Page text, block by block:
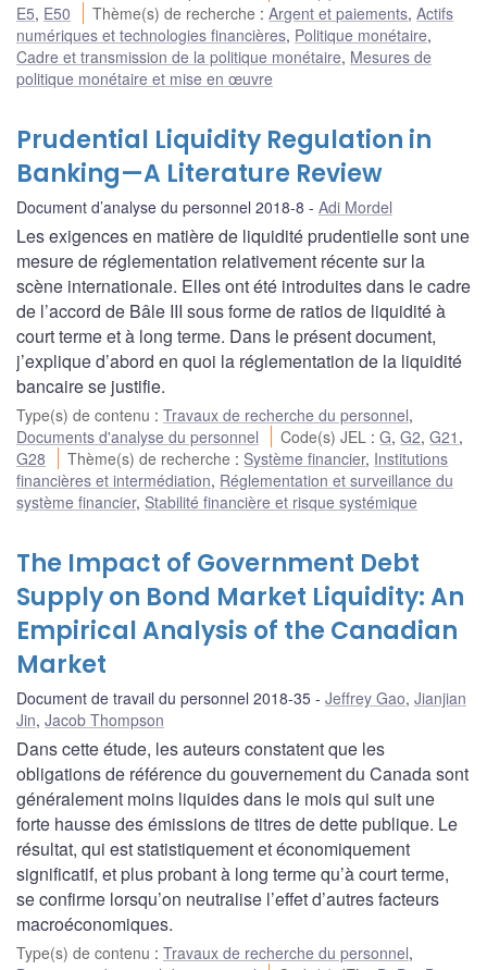
E5, E50 Thème(s) de recherche :Argent et paiements,Actifs
numériques et technologies financières, Politique monétaire,
Cadre et transmission de la politique monétaire, Mesures de
politique monétaire et mise en œuvre
Prudential Liquidity Regulation in
Banking—A Literature Review
Document d’analyse du personnel 2018-8 Adi Mordel
Les exigences en matière de liquidité prudentielle sont une
mesure de réglementation relativement récente sur la
scène internationale. Elles ont été introduites dans le cadre
de l’accord de Bâle III sous forme de ratios de liquidité à
court terme et à long terme. Dans le présent document,
j’explique d’abord en quoi la réglementation de la liquidité
bancaire se justifie.
Type(s) de contenu : Travaux de recherche du personnel,
Documents d'analyse du personnel
Code(s) JEL :G,G2,G21 ,
G28
Thème(s) de recherche : Système financier, Institutions
financières et intermédiation, Réglementation et surveillance du
système financier, Stabilité financière et risque systémique
The Impact of Government Debt
Supply on Bond Market Liquidity: An
Empirical Analysis of the Canadian
Market
Document de travail du personnel 2018-35 Jeffrey Gao, Jianjian
Jin, Jacob Thompson
Dans cette étude, les auteurs constatent que les
obligations de référence du gouvernement du Canada sont
généralement moins liquides dans le mois qui suit une
forte hausse des émissions de titres de dette publique. Le
résultat, qui est statistiquement et économiquement
significatif, et plus probant à long terme qu’à court terme,
se confirme lorsqu’on neutralise l’effet d’autres facteurs
macroéconomiques.
Type(s) de contenu : Travaux de recherche du personnel,